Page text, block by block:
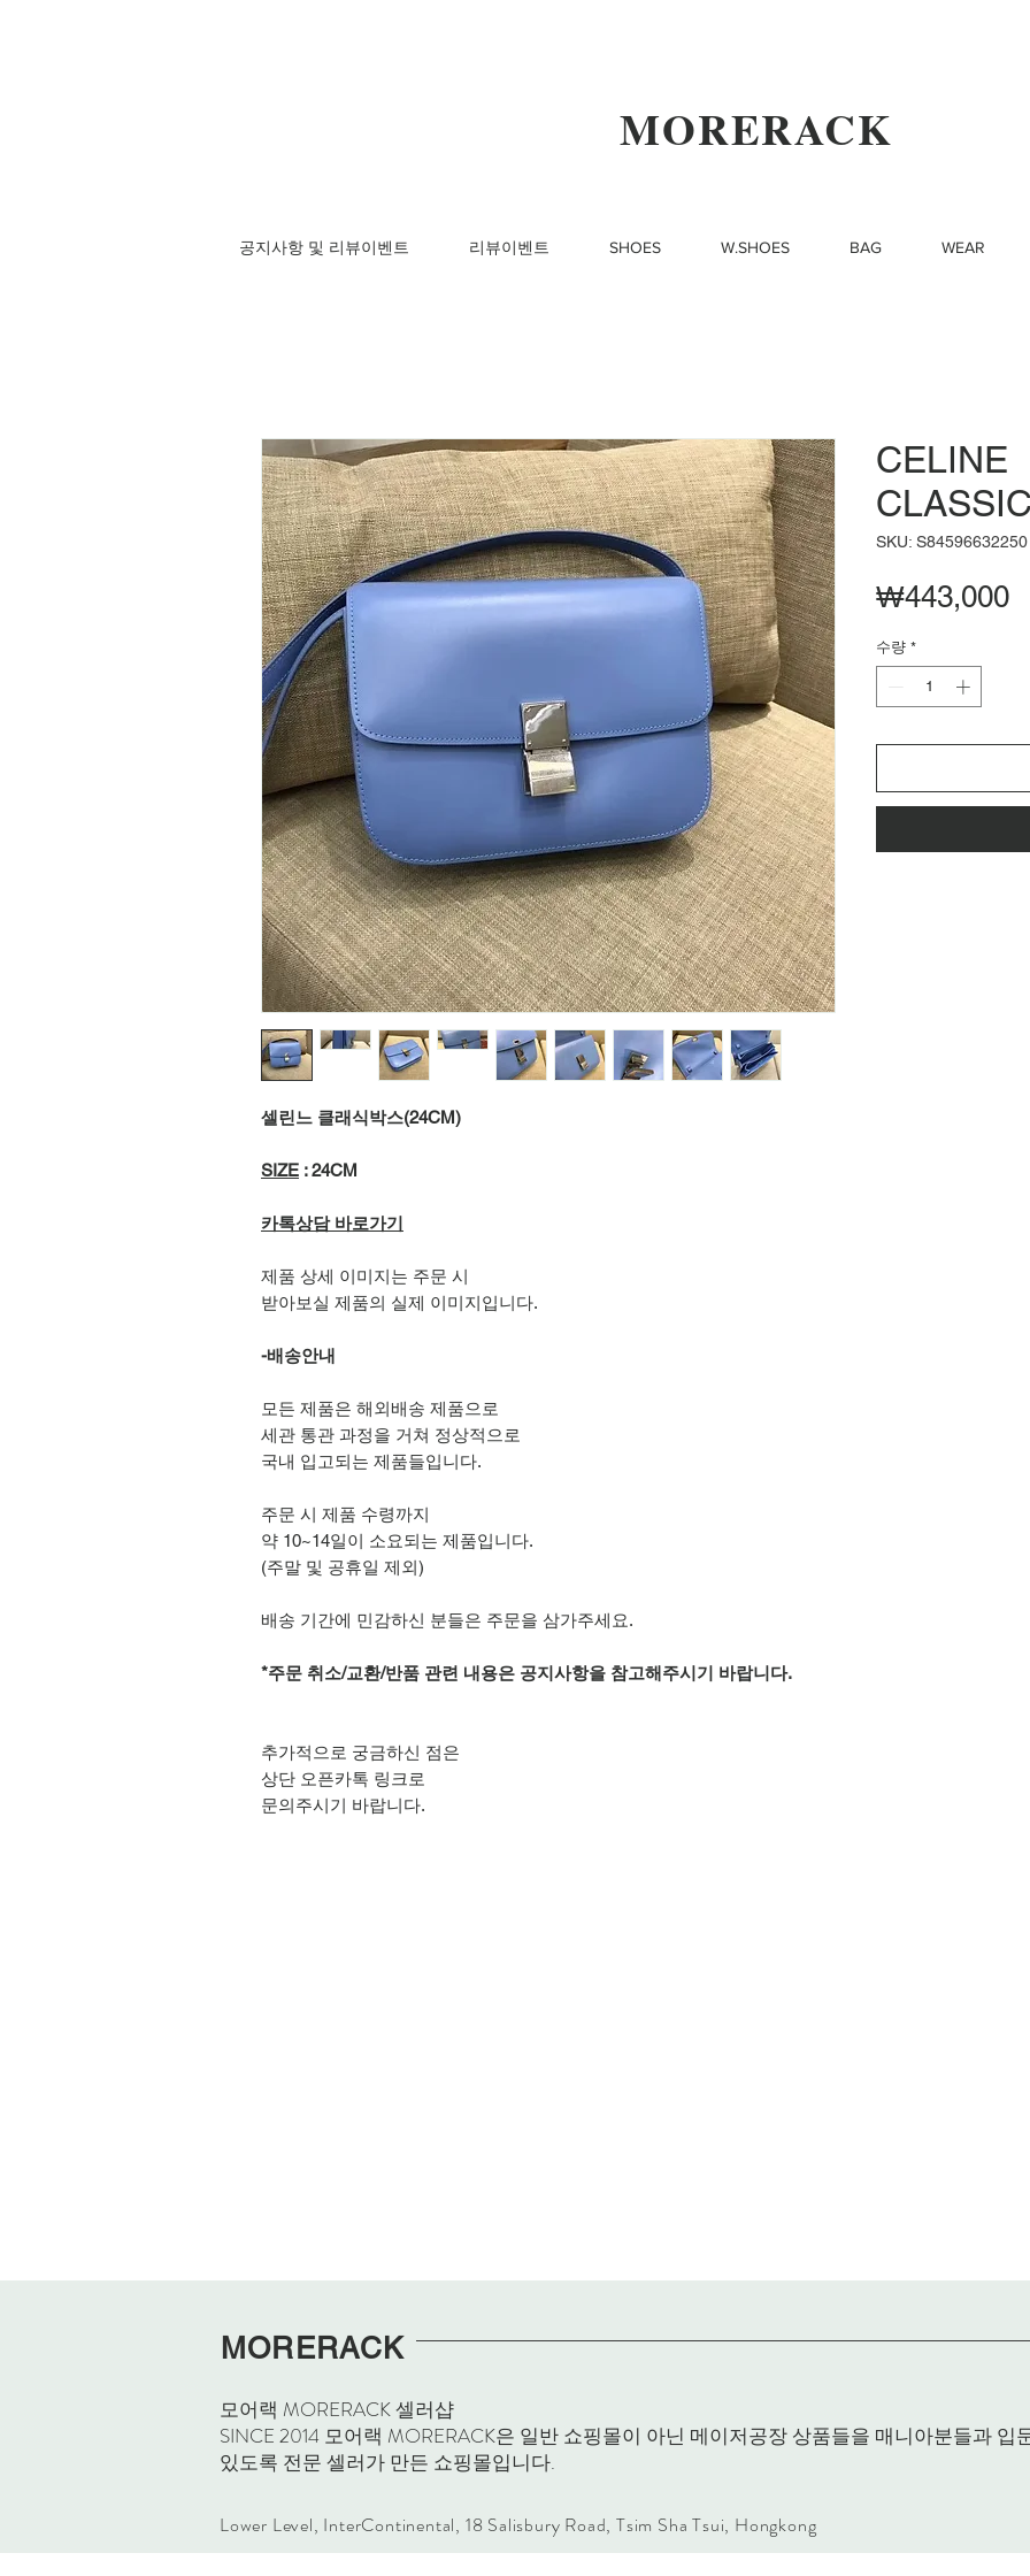
MORERACK
공지사항 및 리뷰이벤트 리뷰이벤트 SHOES W.SHOES BAG WEAR
셀린느 클래식박스(24CM)
SIZE : 24CM
카톡상담 바로가기
제품 상세 이미지는 주문 시
받아보실 제품의 실제 이미지입니다.
-배송안내
모든 제품은 해외배송 제품으로
세관 통관 과정을 거쳐 정상적으로
국내 입고되는 제품들입니다.
주문 시 제품 수령까지
약 10~14일이 소요되는 제품입니다.
(주말 및 공휴일 제외)
배송 기간에 민감하신 분들은 주문을 삼가주세요.
*주문 취소/교환/반품 관련 내용은 공지사항을 참고해주시기 바랍니다.
추가적으로 궁금하신 점은
상단 오픈카톡 링크로
문의주시기 바랍니다.
CELINE
SKU: S84596632250
₩443,000가
수량 *
MORERACK
모어랙 MORERACK 셀러샵
SINCE 2014 모어랙 MORERACK은 일반 쇼핑몰이 아닌 메이저공장 상품들을 매니아분들과
있도록 전문 셀러가 만든 쇼핑몰입니다.
Lower Level, InterContinental, 18 Salisbury Road, Tsim Sha Tsui, Hongkong